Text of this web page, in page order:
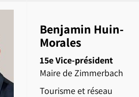
Benjamin Huin-
Morales
15e Vice-président
Maire de Zimmerbach
Tourisme et réseau